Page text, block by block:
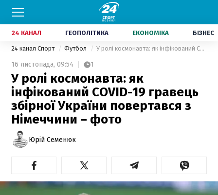
24 КАНАЛ ГЕОПОЛІТИКА ЕКОНОМІКА БІЗНЕС
24 канал Спорт Футбол У ролі космонавта: як інфікований COVID-19 гравець збірної України повертався з Німеччини – фото
16 листопада, 09:54 1
У ролі космонавта: як
інфікований COVID-19 гравець
збірної України повертався з
Німеччини – фото
Юрій Семенюк